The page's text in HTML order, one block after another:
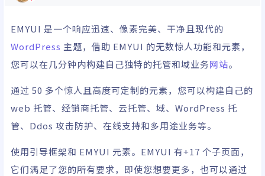
EMYUI 是一个响应迅速、像素完美、干净且现代的
WordPress 主题，借助 EMYUI 的无数惊人功能和元素，
您可以在几分钟内构建自己独特的托管和域业务网站。
通过 50 多个惊人且高度可定制的元素，您可以构建自己的
web 托管、经销商托管、云托管、域、WordPress 托
管、Ddos 攻击防护、在线支持和多用途业务等。
使用引导框架和 EMYUI 元素。EMYUI 有+17 个子页面，
它们满足了您的所有要求，即使您想要更多，也可以通过